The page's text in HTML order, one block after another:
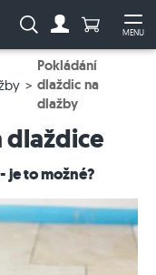
MENU
Vyhledávání:Počet
Pokládání
dlaždic na
dlažby
dlaždice
je to možné?